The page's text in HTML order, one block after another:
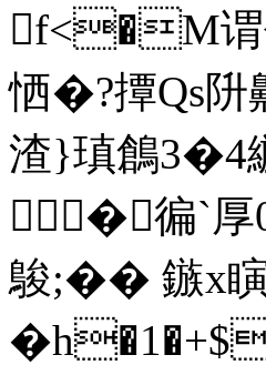
f<�M谓
恓�?撢Qs阩
渣 }瑱鶬
�徧`厚
鵔;�� 鏃x